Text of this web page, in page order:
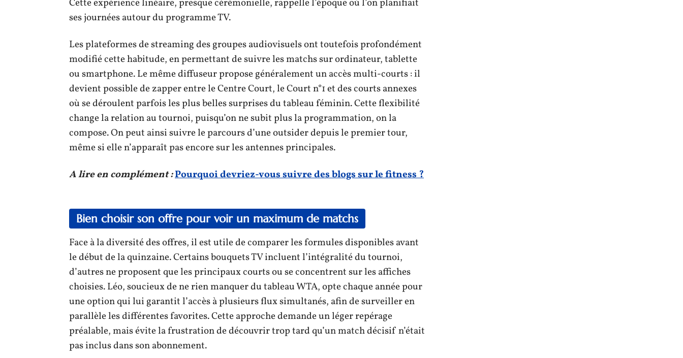
Cette expérience linéaire, presque cérémonielle, rappelle l’époque où l’on planifiait
ses journées autour du programme TV.
Les plateformes de streaming des groupes audiovisuels ont toutefois profondément
modifié cette habitude, en permettant de suivre les matchs sur ordinateur, tablette
ou smartphone. Le même diffuseur propose généralement un accès multi-courts : il
devient possible de zapper entre le Centre Court, le Court n°1 et des courts annexes
où se déroulent parfois les plus belles surprises du tableau féminin. Cette flexibilité
change la relation au tournoi, puisqu’on ne subit plus la programmation, on la
compose. On peut ainsi suivre le parcours d’une outsider depuis le premier tour,
même si elle n’apparaît pas encore sur les antennes principales.
A lire en complément :Pourquoi devriez-vous suivre des blogs sur le fitness ?
Bien choisir son offre pour voir un maximum de matchs
Face à la diversité des offres, il est utile de comparer les formules disponibles avant
le début de la quinzaine. Certains bouquets TV incluent l’intégralité du tournoi,
d’autres ne proposent que les principaux courts ou se concentrent sur les affiches
choisies. Léo, soucieux de ne rien manquer du tableau WTA, opte chaque année pour
une option qui lui garantit l’accès à plusieurs flux simultanés, afin de surveiller en
parallèle les différentes favorites. Cette approche demande un léger repérage
préalable, mais évite la frustration de découvrir trop tard qu’un match décisif n’était
pas inclus dans son abonnement.